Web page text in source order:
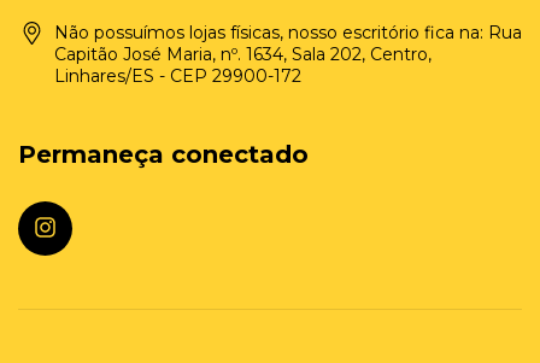
Não possuímos lojas físicas, nosso escritório fica na: Rua
Capitão José Maria, nº. 1634, Sala 202, Centro,
Linhares/ES - CEP 29900-172
Permaneça conectado